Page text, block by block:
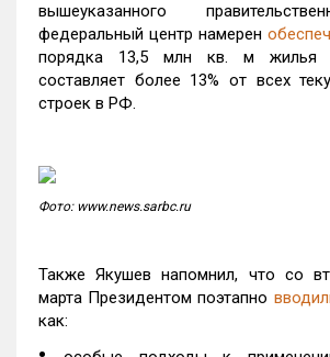
вышеуказанного
федеральный центр намерен
порядка 13,5 млн кв. м жилья
составляет более 13% от всех
строек в РФ.
Фото: www.news.sarbc.ru
Также Якушев напомнил, что со
марта Президентом поэтапно
как: